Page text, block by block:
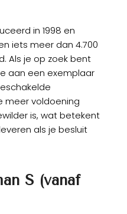
in 1998 en
iets meer dan 4.700
Als je op zoek bent
aan een exemplaar
meer voldoening
is, wat betekent
als je besluit
S (vanaf